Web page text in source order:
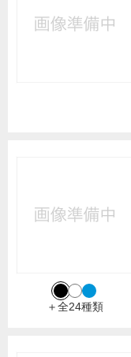
＋全24種類